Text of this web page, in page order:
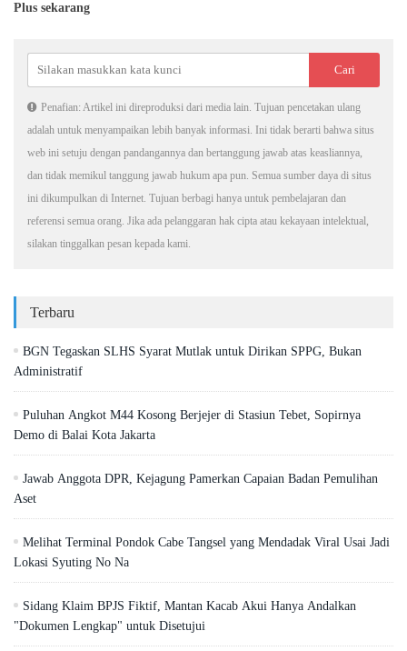
Plus sekarang
Penafian: Artikel ini direproduksi dari media lain. Tujuan pencetakan ulang
adalah untuk menyampaikan lebih banyak informasi. Ini tidak berarti bahwa situs
web ini setuju dengan pandangannya dan bertanggung jawab atas keasliannya,
dan tidak memikul tanggung jawab hukum apa pun. Semua sumber daya di situs
ini dikumpulkan di Internet. Tujuan berbagi hanya untuk pembelajaran dan
referensi semua orang. Jika ada pelanggaran hak cipta atau kekayaan intelektual,
silakan tinggalkan pesan kepada kami.
Terbaru
BGN Tegaskan SLHS Syarat Mutlak untuk Dirikan SPPG, Bukan
Administratif
Puluhan Angkot M44 Kosong Berjejer di Stasiun Tebet, Sopirnya
Demo di Balai Kota Jakarta
Jawab Anggota DPR, Kejagung Pamerkan Capaian Badan Pemulihan
Aset
Melihat Terminal Pondok Cabe Tangsel yang Mendadak Viral Usai Jadi
Lokasi Syuting No Na
Sidang Klaim BPJS Fiktif, Mantan Kacab Akui Hanya Andalkan
"Dokumen Lengkap" untuk Disetujui